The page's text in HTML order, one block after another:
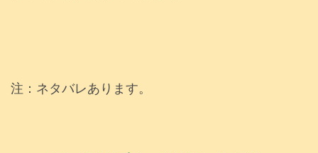
注：ネタバレあります。